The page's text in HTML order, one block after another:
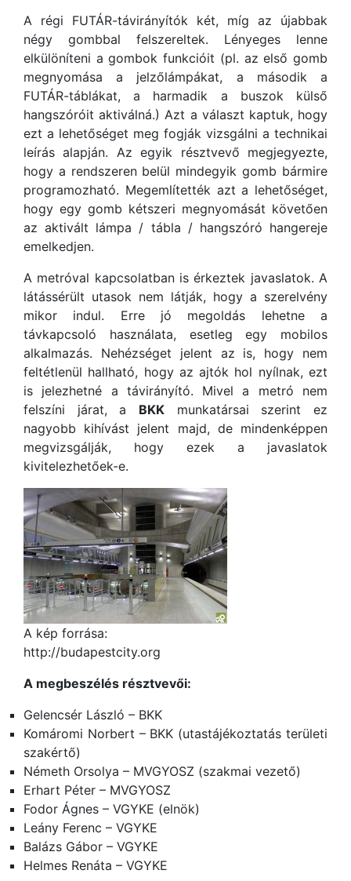
A régi FUTÁR-távirányítók két, míg az újabbak
négy gombbal felszereltek. Lényeges lenne
elkülöníteni a gombok funkcióit (pl. az első gomb
megnyomása a jelzőlámpákat, a második a
FUTÁR-táblákat, a harmadik a buszok külső
hangszóróit aktiválná.) Azt a választ kaptuk, hogy
ezt a lehetőséget meg fogják vizsgálni a technikai
leírás alapján. Az egyik résztvevő megjegyezte,
hogy a rendszeren belül mindegyik gomb bármire
programozható. Megemlítették azt a lehetőséget,
hogy egy gomb kétszeri megnyomását követően
az aktivált lámpa / tábla / hangszóró hangereje
emelkedjen.
A metróval kapcsolatban is érkeztek javaslatok. A
látássérült utasok nem látják, hogy a szerelvény
mikor indul. Erre jó megoldás lehetne a
távkapcsoló használata, esetleg egy mobilos
alkalmazás. Nehézséget jelent az is, hogy nem
feltétlenül hallható, hogy az ajtók hol nyílnak, ezt
is jelezhetné a távirányító. Mivel a metró nem
felszíni járat, a BKK munkatársai szerint ez
nagyobb kihívást jelent majd, de mindenképpen
megvizsgálják, hogy ezek a javaslatok
kivitelezhetőek-e.
A kép forrása:
http://budapestcity.org
A megbeszélés résztvevői:
Gelencsér László – BKK
Komáromi Norbert – BKK (utastájékoztatás területi
szakértő)
Németh Orsolya – MVGYOSZ (szakmai vezető)
Erhart Péter – MVGYOSZ
Fodor Ágnes – VGYKE (elnök)
Leány Ferenc – VGYKE
Balázs Gábor – VGYKE
Helmes Renáta – VGYKE